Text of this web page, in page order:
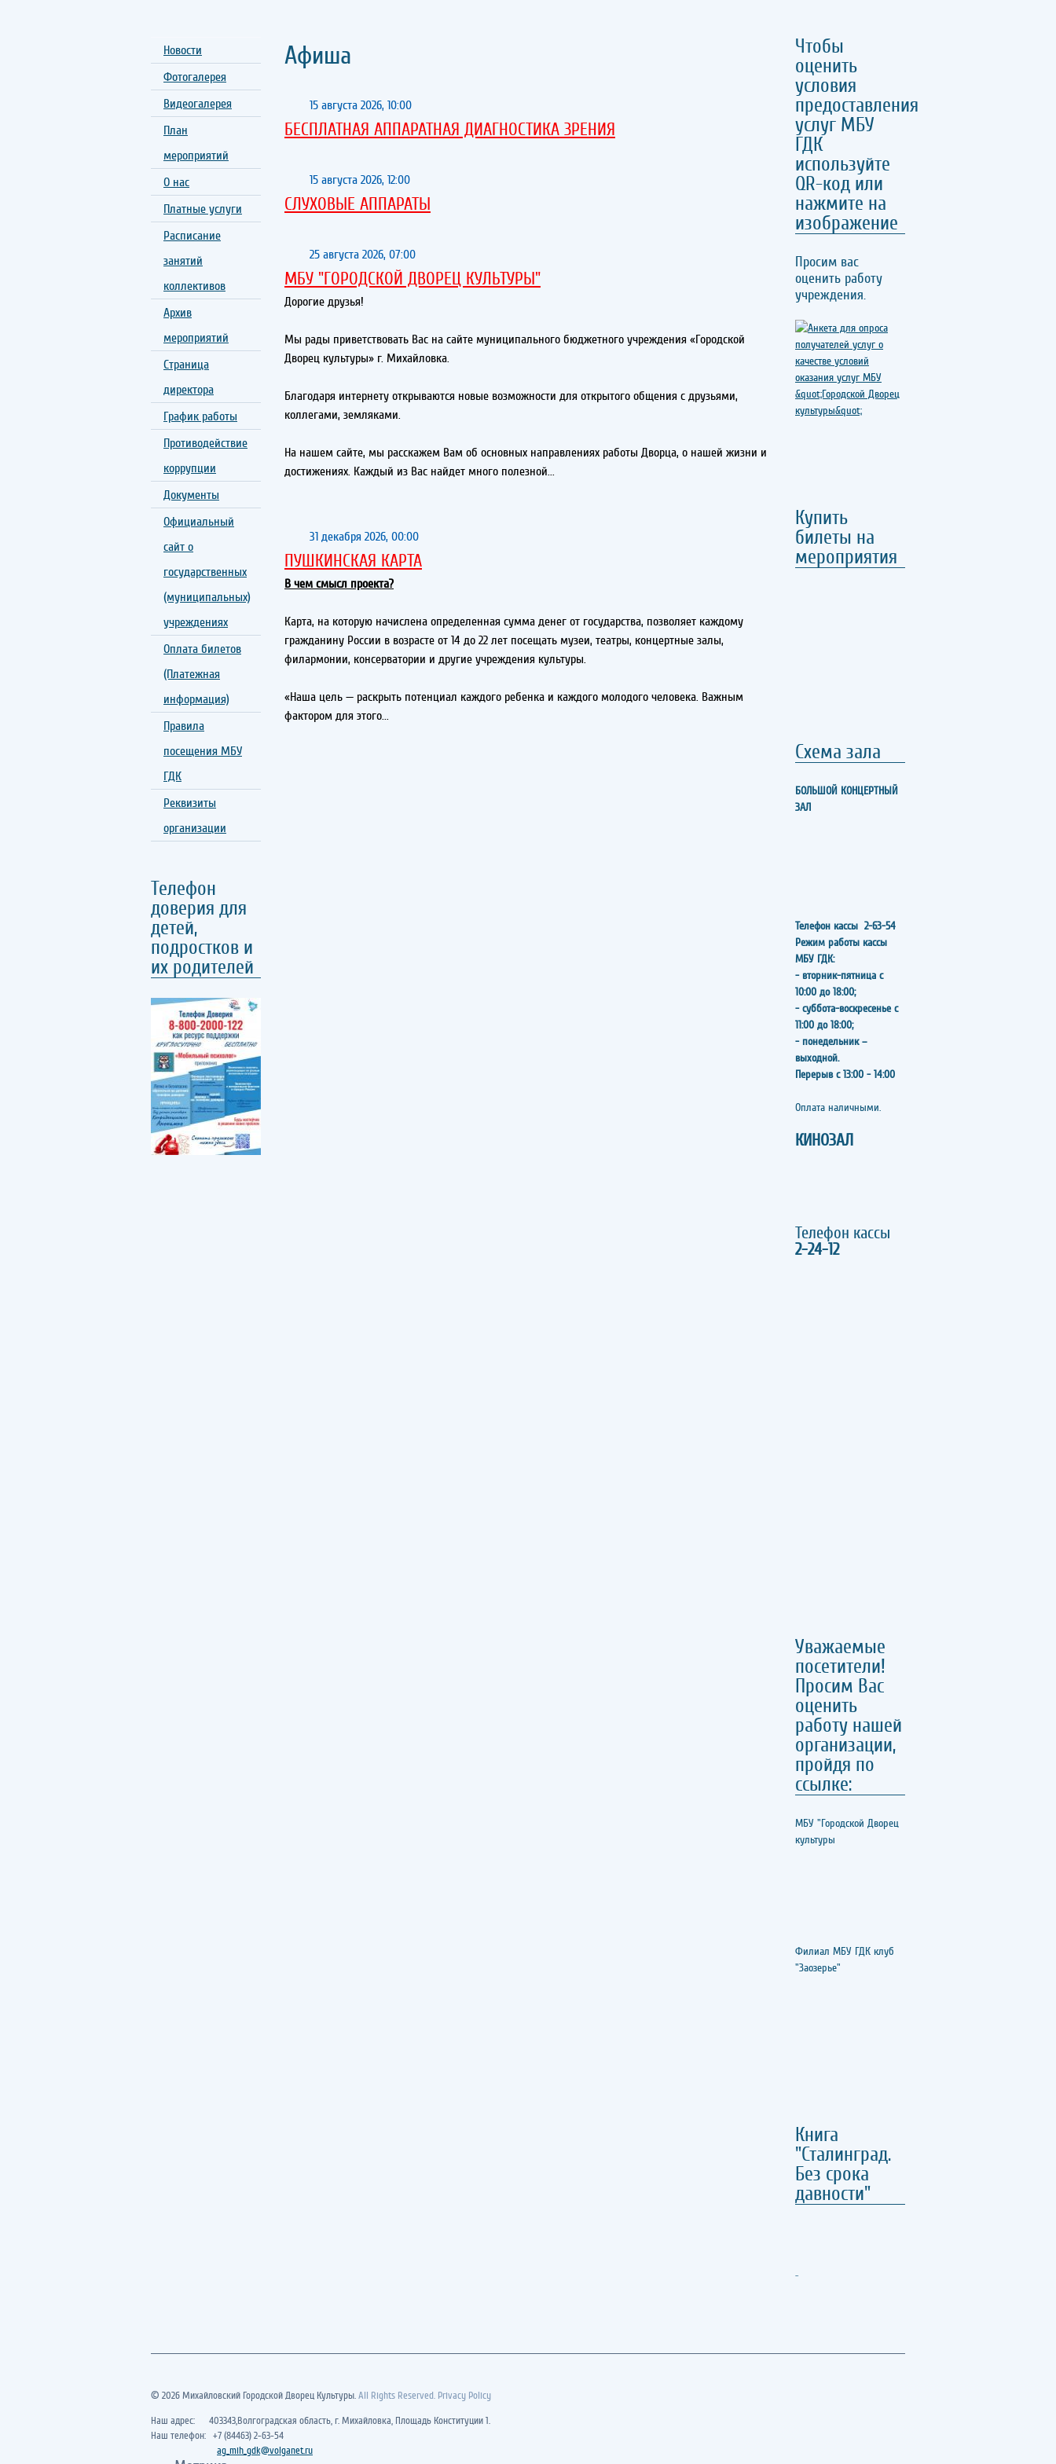
Новости
Фотогалерея
Видеогалерея
План
мероприятий
О нас
Платные услуги
Расписание
занятий
коллективов
Архив
мероприятий
Страница
директора
График работы
Противодействие
коррупции
Документы
Официальный
сайт о
государственных
(муниципальных)
учреждениях
Оплата билетов
(Платежная
информация)
Правила
посещения МБУ
ГДК
Реквизиты
организации
Телефон
доверия для
детей,
подростков и
их родителей
Афиша
15 августа 2026, 10:00
БЕСПЛАТНАЯ АППАРАТНАЯ ДИАГНОСТИКА ЗРЕНИЯ
15 августа 2026, 12:00
СЛУХОВЫЕ АППАРАТЫ
25 августа 2026, 07:00
МБУ "ГОРОДСКОЙ ДВОРЕЦ КУЛЬТУРЫ"
Дорогие друзья!
Мы рады приветствовать Вас на сайте муниципального бюджетного учреждения «Городской
Дворец культуры» г. Михайловка.
Благодаря интернету открываются новые возможности для открытого общения с друзьями,
коллегами, земляками.
На нашем сайте, мы расскажем Вам об основных направлениях работы Дворца, о нашей жизни и
достижениях. Каждый из Вас найдет много полезной...
31 декабря 2026, 00:00
ПУШКИНСКАЯ КАРТА
В чем смысл проекта?
Карта, на которую начислена определенная сумма денег от государства, позволяет каждому
гражданину России в возрасте от 14 до 22 лет посещать музеи, театры, концертные залы,
филармонии, консерватории и другие учреждения культуры.
«Наша цель — раскрыть потенциал каждого ребенка и каждого молодого человека. Важным
фактором для этого...
Чтобы
оценить
условия
предоставления
услуг МБУ
ГДК
используйте
QR-код или
нажмите на
изображение
Просим вас
оценить работу
учреждения.
Купить
билеты на
мероприятия
Схема зала
БОЛЬШОЙ КОНЦЕРТНЫЙ
ЗАЛ
Телефон кассы 2-63-54
Режим работы кассы
МБУ ГДК:
- вторник-пятница с
10:00 до 18:00;
- суббота-воскресенье с
11:00 до 18:00;
- понедельник –
выходной.
Перерыв с 13:00 - 14:00
​​​​​​​Оплата наличными.
КИНОЗАЛ
Телефон кассы
2-24-12
Уважаемые
посетители!
Просим Вас
оценить
работу нашей
организации,
пройдя по
ссылке:
МБУ "Городской Дворец
культуры
Филиал МБУ ГДК клуб
"Заозерье"
Книга
"Сталинград.
Без срока
давности"
..
© 2026 Михайловский Городской Дворец Культуры. All Rights Reserved. Privacy Policy
Наш адрес: 403343,Волгоградская область, г. Михайловка, Площадь Конституции 1.
Наш телефон: +7 (84463) 2-63-54
ag_mih_gdk@volganet.ru